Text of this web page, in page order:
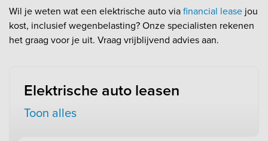
Wil je weten wat een elektrische auto viafinancial lease jou
kost, inclusief wegenbelasting? Onze specialisten rekenen
het graag voor je uit. Vraag vrijblijvend advies aan.
Elektrische auto leasen
Toon alles